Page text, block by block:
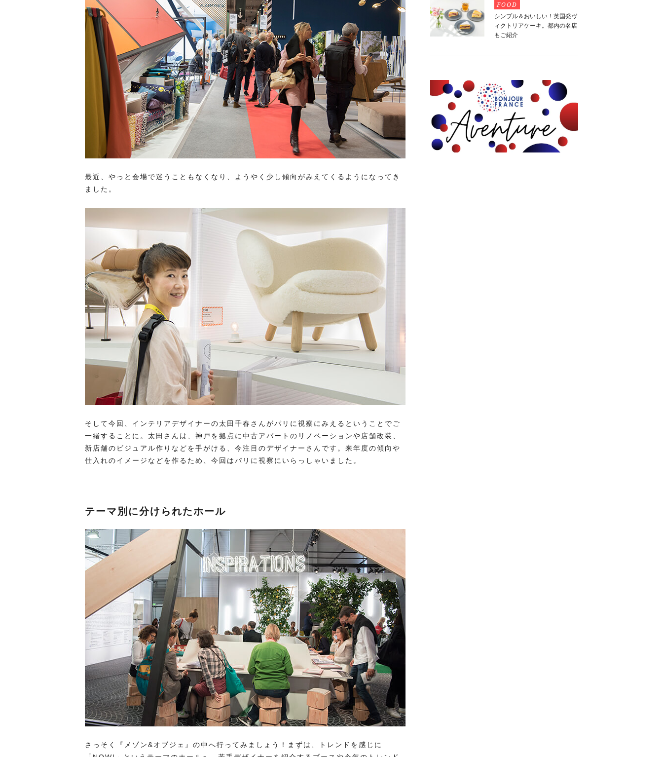
最近、やっと会場で迷うこともなくなり、ようやく少し傾向がみえてくるようになってき
ました。
そして今回、インテリアデザイナーの太田千春さんがパリに視察にみえるということでご
一緒することに。太田さんは、神戸を拠点に中古アパートのリノベーションや店舗改装、
新店舗のビジュアル作りなどを手がける、今注目のデザイナーさんです。来年度の傾向や
仕入れのイメージなどを作るため、今回はパリに視察にいらっしゃいました。
テーマ別に分けられたホール
さっそく『メゾン&オブジェ』の中へ行ってみましょう！まずは、トレンドを感じに
FOOD
シンプル＆おいしい！英国発ヴ
ィクトリアケーキ。都内の名店
もご紹介